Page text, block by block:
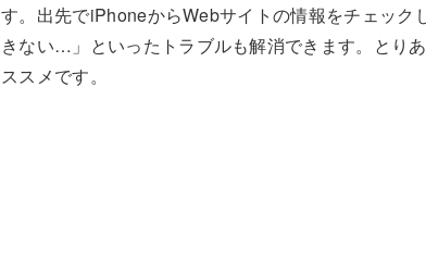
す。出先でiPhoneからWebサイトの情報をチェッ
きない…」といったトラブルも解消できます。とり
ススメです。